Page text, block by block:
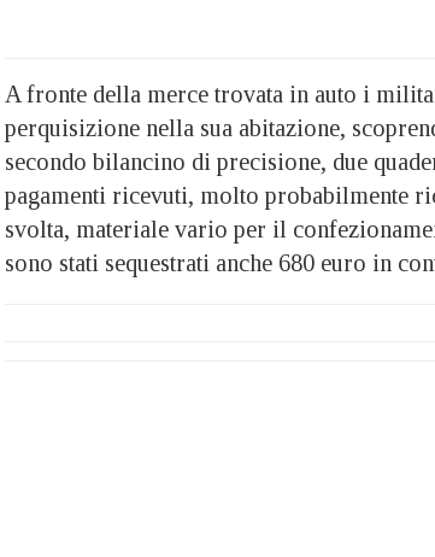
A fronte della merce trovata in auto i
perquisizione nella sua abitazione,
secondo bilancino di precisione, due
pagamenti ricevuti, molto probabilmente
svolta, materiale vario per il
sono stati sequestrati anche 680 euro in